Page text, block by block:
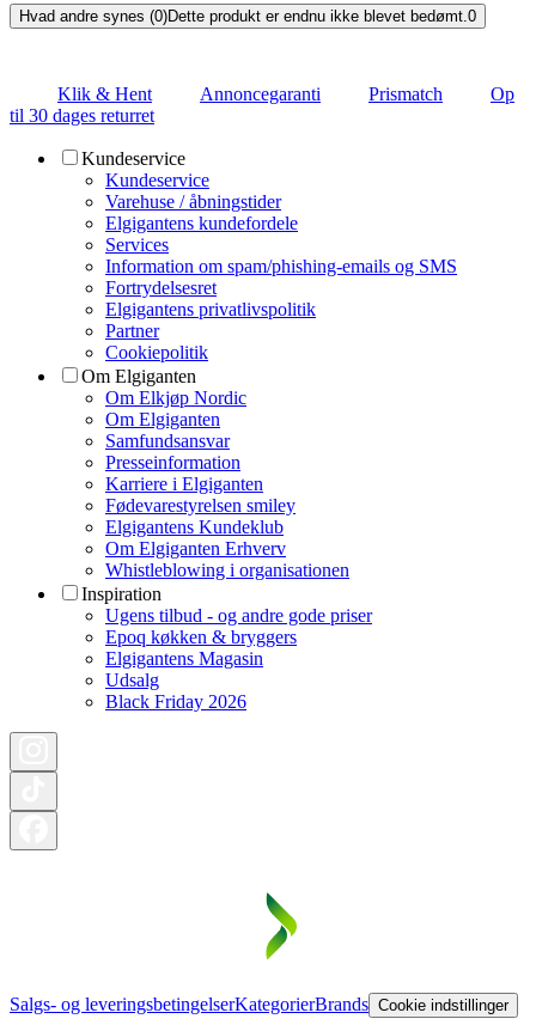
Hvad andre synes (0)Dette produkt er endnu ikke blevet bedømt.0
Klik & Hent Annoncegaranti Prismatch
Op
til 30 dages returret
Kundeservice
Kundeservice
Varehuse / åbningstider
Elgigantens kundefordele
Services
Information om spam/phishing-emails og SMS
Fortrydelsesret
Elgigantens privatlivspolitik
Partner
Cookiepolitik
Om Elgiganten
Om Elkjøp Nordic
Om Elgiganten
Samfundsansvar
Presseinformation
Karriere i Elgiganten
Fødevarestyrelsen smiley
Elgigantens Kundeklub
Om Elgiganten Erhverv
Whistleblowing i organisationen
Inspiration
Ugens tilbud - og andre gode priser
Epoq køkken & bryggers
Elgigantens Magasin
Udsalg
Black Friday 2026
Salgs- og leveringsbetingelserKategorierBrands Cookie indstillinger